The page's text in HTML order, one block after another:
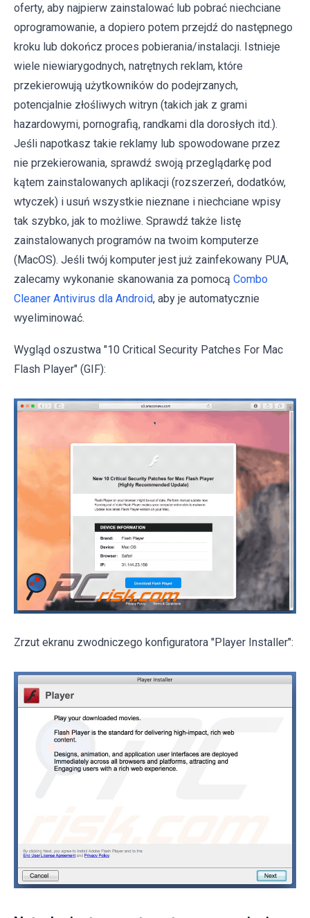
oferty, aby najpierw zainstalować lub pobrać niechciane
oprogramowanie, a dopiero potem przejdź do następnego
kroku lub dokończ proces pobierania/instalacji. Istnieje
wiele niewiarygodnych, natrętnych reklam, które
przekierowują użytkowników do podejrzanych,
potencjalnie złośliwych witryn (takich jak z grami
hazardowymi, pornografią, randkami dla dorosłych itd.).
Jeśli napotkasz takie reklamy lub spowodowane przez
nie przekierowania, sprawdź swoją przeglądarkę pod
kątem zainstalowanych aplikacji (rozszerzeń, dodatków,
wtyczek) i usuń wszystkie nieznane i niechciane wpisy
tak szybko, jak to możliwe. Sprawdź także listę
zainstalowanych programów na twoim komputerze
(MacOS). Jeśli twój komputer jest już zainfekowany PUA,
zalecamy wykonanie skanowania za pomocą Combo
Cleaner Antivirus dla Android, aby je automatycznie
wyeliminować.
Wygląd oszustwa "10 Critical Security Patches For Mac
Flash Player" (GIF):
Zrzut ekranu zwodniczego konfiguratora "Player Installer":